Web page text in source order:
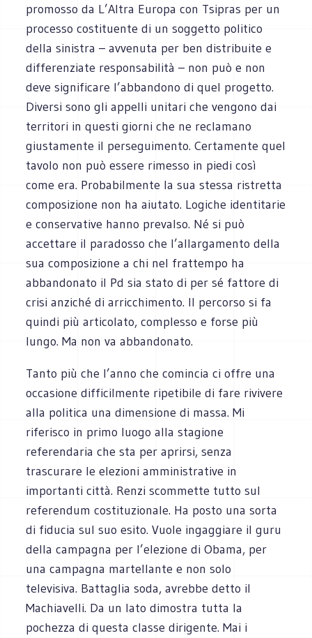
promosso da L’Altra Europa con Tsipras per un
processo costituente di un soggetto politico
della sinistra – avvenuta per ben distribuite e
differenziate responsabilità – non può e non
deve significare l’abbandono di quel progetto.
Diversi sono gli appelli unitari che vengono dai
territori in questi giorni che ne reclamano
giustamente il perseguimento. Certamente quel
tavolo non può essere rimesso in piedi così
come era. Probabilmente la sua stessa ristretta
composizione non ha aiutato. Logiche identitarie
e conservative hanno prevalso. Né si può
accettare il paradosso che l’allargamento della
sua composizione a chi nel frattempo ha
abbandonato il Pd sia stato di per sé fattore di
crisi anziché di arricchimento. Il percorso si fa
quindi più articolato, complesso e forse più
lungo. Ma non va abbandonato.
Tanto più che l’anno che comincia ci offre una
occasione difficilmente ripetibile di fare rivivere
alla politica una dimensione di massa. Mi
riferisco in primo luogo alla stagione
referendaria che sta per aprirsi, senza
trascurare le elezioni amministrative in
importanti città. Renzi scommette tutto sul
referendum costituzionale. Ha posto una sorta
di fiducia sul suo esito. Vuole ingaggiare il guru
della campagna per l’elezione di Obama, per
una campagna martellante e non solo
televisiva. Battaglia soda, avrebbe detto il
Machiavelli. Da un lato dimostra tutta la
pochezza di questa classe dirigente. Mai i